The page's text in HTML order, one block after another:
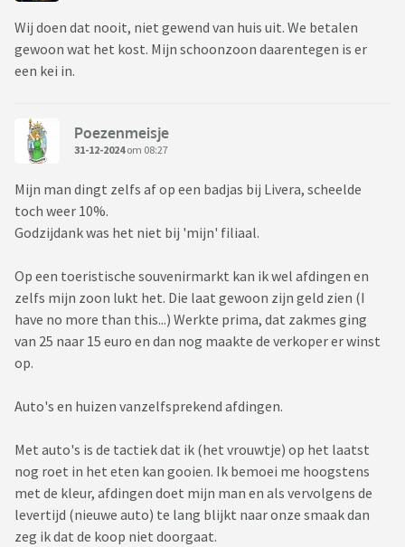
Wij doen dat nooit, niet gewend van huis uit. We betalen
gewoon wat het kost. Mijn schoonzoon daarentegen is er
een kei in.
Poezenmeisje
31-12-2024om 08:27
Mijn man dingt zelfs af op een badjas bij Livera, scheelde
toch weer 10%.
Godzijdank was het niet bij 'mijn' filiaal.
Op een toeristische souvenirmarkt kan ik wel afdingen en
zelfs mijn zoon lukt het. Die laat gewoon zijn geld zien (I
have no more than this...) Werkte prima, dat zakmes ging
van 25 naar 15 euro en dan nog maakte de verkoper er winst
op.
Auto's en huizen vanzelfsprekend afdingen.
Met auto's is de tactiek dat ik (het vrouwtje) op het laatst
nog roet in het eten kan gooien. Ik bemoei me hoogstens
met de kleur, afdingen doet mijn man en als vervolgens de
levertijd (nieuwe auto) te lang blijkt naar onze smaak dan
zeg ik dat de koop niet doorgaat.